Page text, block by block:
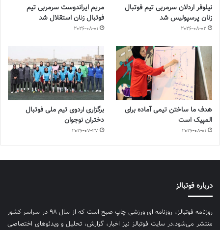
نیلوفر اردلان سرمربی تیم فوتبال
زنان پرسپولیس شد
2026-08-02
مریم ایراندوست سرمربی تیم
فوتبال زنان استقلال شد
2026-08-01
هدف ما ساختن تیمی آماده برای
المپیک است
2026-08-01
برگزاری اردوی تیم ملی فوتبال
دختران نوجوان
2026-07-27
درباره فوتبالز
روزنامه فوتبالز، روزنامه ای ورزشی چاپ صبح است که از سال ۹۸ در سراسر کشور
منتشر می‌شود.در سایت فوتبالز نیز اخبار، گزارش، تحلیل و ویدئوهای اختصاصی